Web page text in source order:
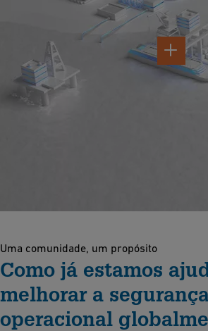
Uma comunidade, um propósito
Como já estamos
melhorar a
operacional